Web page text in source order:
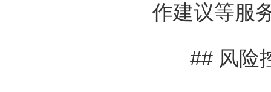
作建议等服
## 风险